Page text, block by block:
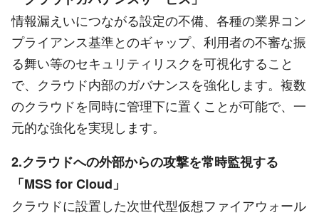
情報漏えいにつながる設定の不備、各種の業界コン
プライアンス基準とのギャップ、利用者の不審な振
る舞い等のセキュリティリスクを可視化すること
で、クラウド内部のガバナンスを強化します。複数
のクラウドを同時に管理下に置くことが可能で、一
元的な強化を実現します。
2.クラウドへの外部からの攻撃を常時監視する
「MSS for Cloud」
クラウドに設置した次世代型仮想ファイアウォール